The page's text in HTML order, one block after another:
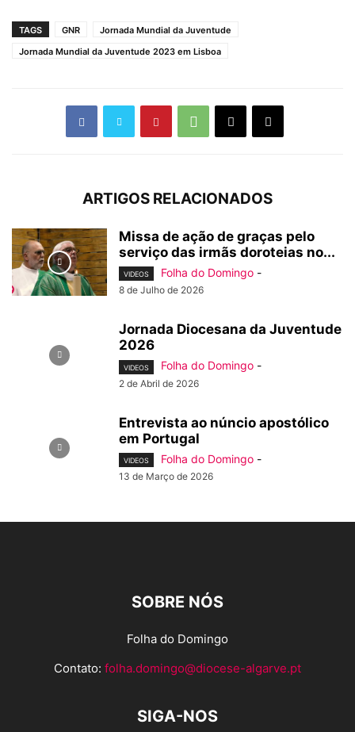
TAGS GNR
Jornada Mundial da Juventude
Jornada Mundial da Juventude 2023 em Lisboa
ARTIGOS RELACIONADOS
Missa de ação de graças pelo
serviço das irmãs doroteias no...
VIDEOS Folha do Domingo -
8 de Julho de 2026
Jornada Diocesana da Juventude
2026
VIDEOS Folha do Domingo -
2 de Abril de 2026
Entrevista ao núncio apostólico
em Portugal
VIDEOS Folha do Domingo -
13 de Março de 2026
SOBRE NÓS
Folha do Domingo
Contato: folha.domingo@diocese-algarve.pt
SIGA-NOS